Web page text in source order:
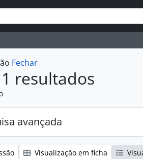
Fechar
resultados
avançada
Visualização em ficha